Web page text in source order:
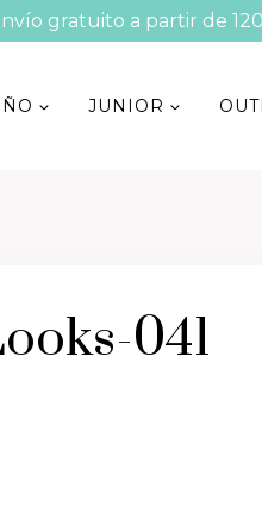
gratuito a partir de
JUNIOR
041